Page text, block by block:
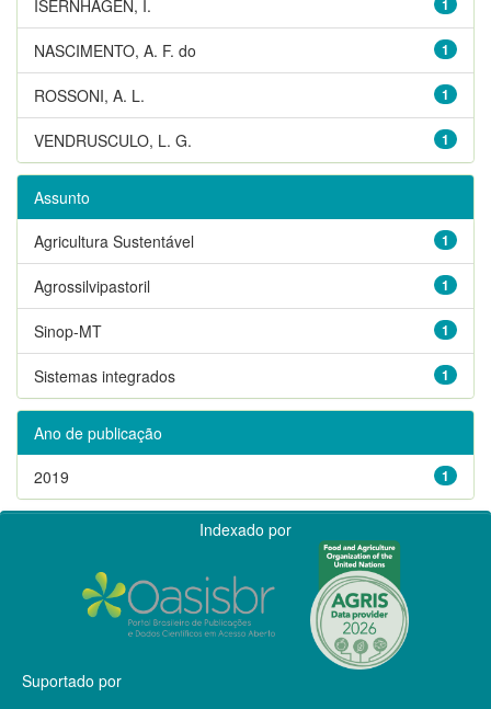
ISERNHAGEN, I.
1
NASCIMENTO, A. F. do
1
ROSSONI, A. L.
1
VENDRUSCULO, L. G.
Assunto
1
Agricultura Sustentável
1
Agrossilvipastoril
1
Sinop-MT
1
Sistemas integrados
Ano de publicação
1
2019
Indexado por
Suportado por